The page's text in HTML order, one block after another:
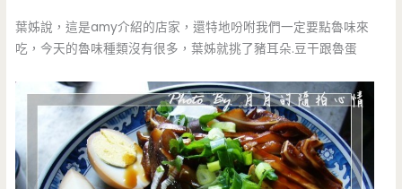
葉姊說，這是amy介紹的店家，還特地吩咐我們一定要點魯味來
吃，今天的魯味種類沒有很多，葉姊就挑了豬耳朵.豆干跟魯蛋